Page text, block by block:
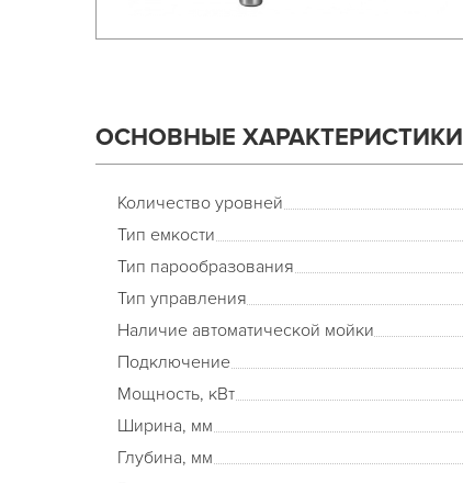
ОСНОВНЫЕ ХАРАКТЕРИСТИКИ
Количество уровней
Тип емкости
Тип парообразования
Тип управления
Наличие автоматической мойки
Подключение
Мощность, кВт
Ширина, мм
Глубина, мм